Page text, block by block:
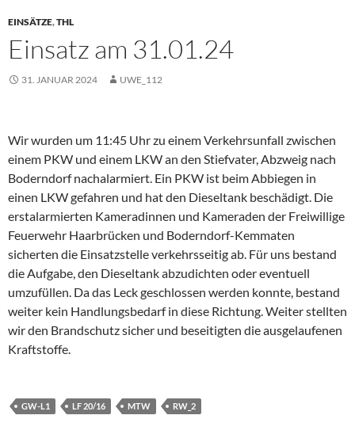
EINSÄTZE,THL
Einsatz am 31.01.24
31. JANUAR 2024 UWE_112
Wir wurden um 11:45 Uhr zu einem Verkehrsunfall zwischen
einem PKW und einem LKW an den Stiefvater, Abzweig nach
Boderndorf nachalarmiert. Ein PKW ist beim Abbiegen in
einen LKW gefahren und hat den Dieseltank beschädigt. Die
erstalarmierten Kameradinnen und Kameraden der Freiwillige
Feuerwehr Haarbrücken und Boderndorf-Kemmaten
sicherten die Einsatzstelle verkehrsseitig ab. Für uns bestand
die Aufgabe, den Dieseltank abzudichten oder eventuell
umzufüllen. Da das Leck geschlossen werden konnte, bestand
weiter kein Handlungsbedarf in diese Richtung. Weiter stellten
wir den Brandschutz sicher und beseitigten die ausgelaufenen
Kraftstoffe.
GW-L1 LF 20/16 MTW RW_2